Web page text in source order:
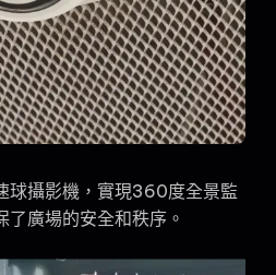
球攝影機，實現360度全景監
廣場的安全和秩序。